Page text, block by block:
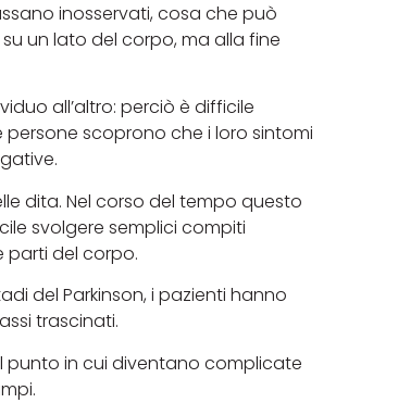
inosservati, cosa che può
un lato del corpo, ma alla fine
all’altro: perciò è difficile
scoprono che i loro sintomi
dita. Nel corso del tempo questo
svolgere semplici compiti
parti del corpo.
del Parkinson, i pazienti hanno
trascinati.
punto in cui diventano complicate